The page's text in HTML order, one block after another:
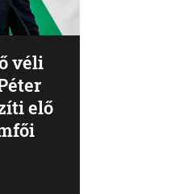
véli
elő